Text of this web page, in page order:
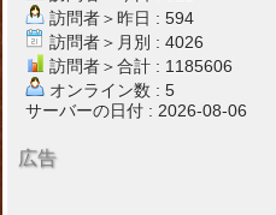
訪問者＞昨日 : 594
訪問者＞月別 : 4026
訪問者＞合計 : 1185606
オンライン数 : 5
サーバーの日付 : 2026-08-06
広告